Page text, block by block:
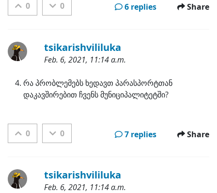
0 0 6 replies Share
tsikarishvililuka
Feb. 6, 2021, 11:14 a.m.
რა პრობლემებს ხედავთ პარასპორტთან
დაკავშირებით ჩვენს მუნიციპალიტეტში?
0 0 7 replies Share
tsikarishvililuka
Feb. 6, 2021, 11:14 a.m.